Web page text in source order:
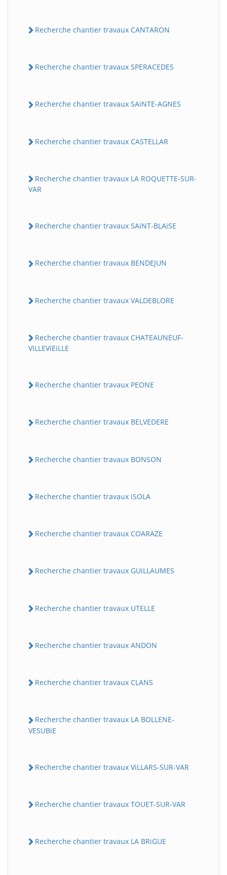
Recherche chantier travaux CANTARON
Recherche chantier travaux SPERACEDES
Recherche chantier travaux SAiNTE-AGNES
Recherche chantier travaux CASTELLAR
Recherche chantier travaux LA ROQUETTE-SUR-
VAR
Recherche chantier travaux SAiNT-BLAiSE
Recherche chantier travaux BENDEJUN
Recherche chantier travaux VALDEBLORE
Recherche chantier travaux CHATEAUNEUF-
ViLLEViEiLLE
Recherche chantier travaux PEONE
Recherche chantier travaux BELVEDERE
Recherche chantier travaux BONSON
Recherche chantier travaux iSOLA
Recherche chantier travaux COARAZE
Recherche chantier travaux GUiLLAUMES
Recherche chantier travaux UTELLE
Recherche chantier travaux ANDON
Recherche chantier travaux CLANS
Recherche chantier travaux LA BOLLENE-
VESUBiE
Recherche chantier travaux ViLLARS-SUR-VAR
Recherche chantier travaux TOUET-SUR-VAR
Recherche chantier travaux LA BRiGUE
B BatiWebPro